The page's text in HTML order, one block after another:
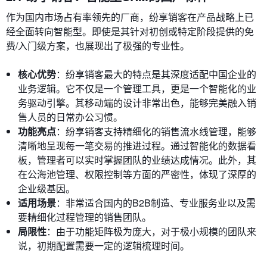
作为国内市场占有率领先的厂商，纷享销客在产品战略上已
经全面转向智能型。即使是其针对初创或特定阶段提供的免
费/入门级方案，也展现出了极强的专业性。
核心优势：纷享销客最大的特点是其深度适配中国企业的
业务逻辑。它不仅是一个管理工具，更是一个智能化的业
务驱动引擎。其移动端的设计非常出色，能够完美融入销
售人员的日常办公习惯。
功能亮点：纷享销客支持精细化的销售流水线管理，能够
清晰地呈现每一笔交易的推进过程。通过智能化的数据看
板，管理者可以实时掌握团队的业绩达成情况。此外，其
在公海池管理、权限控制等方面的严密性，体现了深厚的
企业级基因。
适用场景：非常适合国内的B2B制造、专业服务业以及需
要精细化过程管理的销售团队。
局限性：由于功能矩阵极为庞大，对于极小规模的团队来
说，初期配置需要一定的逻辑梳理时间。